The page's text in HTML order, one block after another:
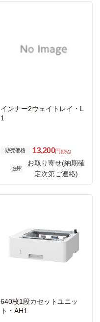
インナー2ウェイトレイ・L
1
販売価格 13,200円 (税込)
在庫
お取り寄せ(納期確
定次第ご連絡)
640枚1段カセットユニッ
ト・AH1